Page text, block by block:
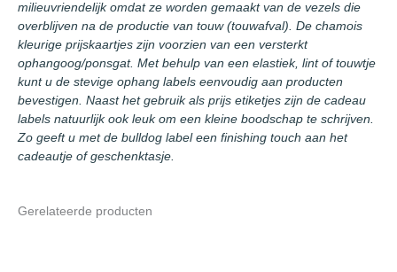
milieuvriendelijk omdat ze worden gemaakt van de vezels die
overblijven na de productie van touw (touwafval). De chamois
kleurige prijskaartjes zijn voorzien van een versterkt
ophangoog/ponsgat. Met behulp van een elastiek, lint of touwtje
kunt u de stevige ophang labels eenvoudig aan producten
bevestigen. Naast het gebruik als prijs etiketjes zijn de cadeau
labels natuurlijk ook leuk om een kleine boodschap te schrijven.
Zo geeft u met de bulldog label een finishing touch aan het
cadeautje of geschenktasje.
Gerelateerde producten